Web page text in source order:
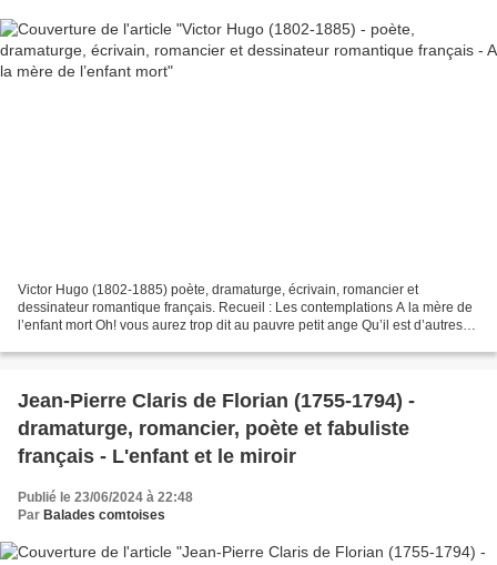
Victor Hugo (1802-1885) poète, dramaturge, écrivain, romancier et
dessinateur romantique français. Recueil : Les contemplations A la mère de
l’enfant mort Oh! vous aurez trop dit au pauvre petit ange Qu’il est d’autres
Jean-Pierre Claris de Florian (1755-1794) -
dramaturge, romancier, poète et fabuliste
français - L'enfant et le miroir
Publié le 23/06/2024 à 22:48
Par Balades comtoises